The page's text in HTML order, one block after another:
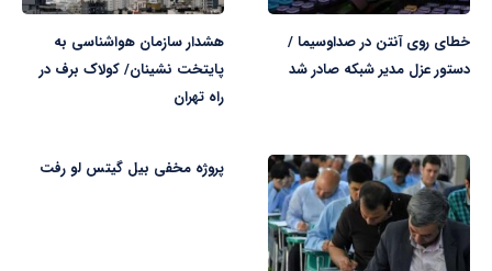
خطای روی آنتن در صداوسیما /
دستور عزل مدیر شبکه صادر شد
هشدار سازمان هواشناسی به
پایتخت نشینان/ کولاک برف در
راه تهران
پروژه مخفی بیل گیتس لو رفت